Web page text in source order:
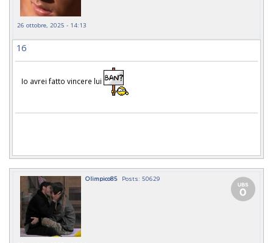
26 ottobre, 2025 - 14:13
16
Io avrei fatto vincere lui
Olimpico85 Posts: 50629